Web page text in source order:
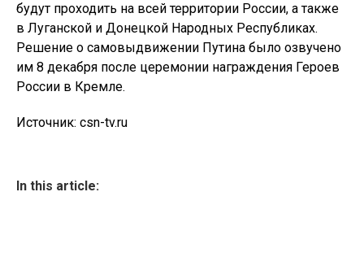
будут проходить на всей территории России, а также
в Луганской и Донецкой Народных Республиках.
Решение о самовыдвижении Путина было озвучено
им 8 декабря после церемонии награждения Героев
России в Кремле.
Источник: csn-tv.ru
In this article: